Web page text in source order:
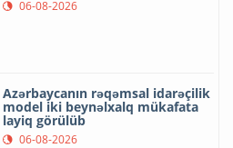
06-08-2026
Azərbaycanın rəqəmsal idarəçilik
model iki beynəlxalq mükafata
layiq görülüb
06-08-2026